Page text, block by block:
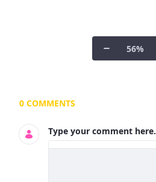
56%
Documents and Media
0 COMMENTS
Type your comment here.